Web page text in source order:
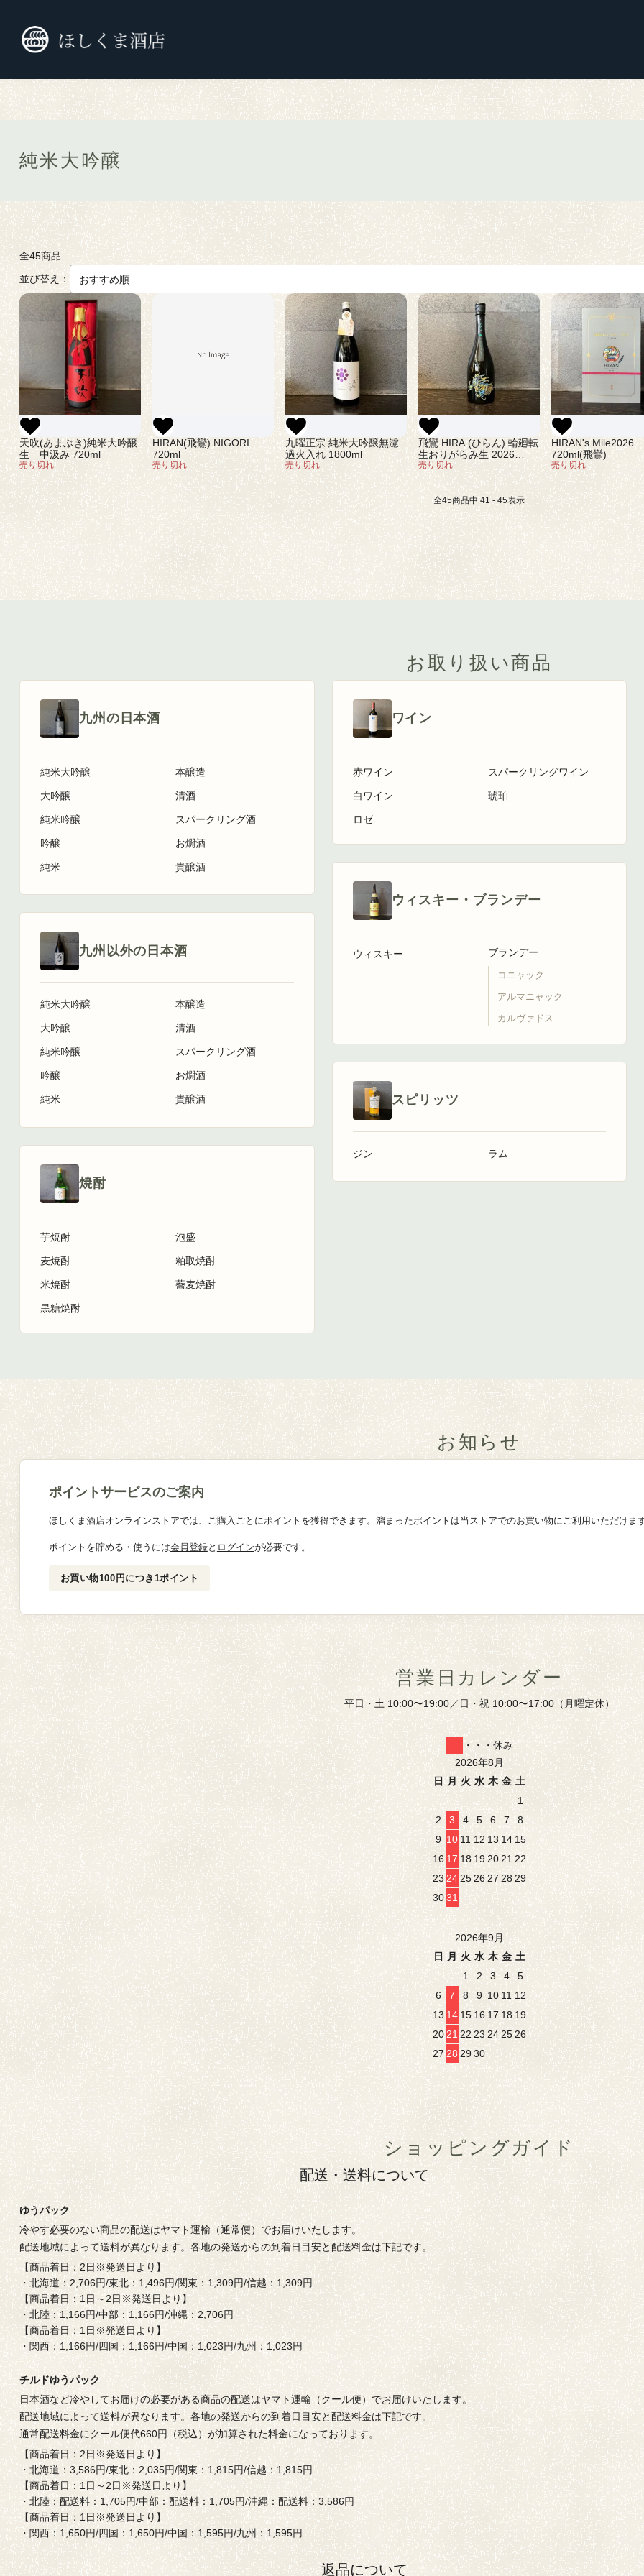
純米大吟醸
全45商品
並び替え：
天吹(あまぶき)純米大吟醸
生 中汲み 720ml
売り切れ
HIRAN(飛鸞) NIGORI
720ml
売り切れ
九曜正宗 純米大吟醸無濾
過火入れ 1800ml
売り切れ
飛鸞 HIRA (ひらん) 輪廻転
生おりがらみ生 2026
720ml
売り切れ
HIRAN's Mile2026
720ml(飛鸞)
売り切れ
全45商品中41 - 45表示
お取り扱い商品
九州の日本酒
純米大吟醸
大吟醸
純米吟醸
吟醸
純米
本醸造
清酒
スパークリング酒
お燗酒
貴醸酒
九州以外の日本酒
純米大吟醸
大吟醸
純米吟醸
吟醸
純米
本醸造
清酒
スパークリング酒
お燗酒
貴醸酒
焼酎
芋焼酎
麦焼酎
米焼酎
黒糖焼酎
泡盛
粕取焼酎
蕎麦焼酎
ワイン
赤ワイン
白ワイン
ロゼ
スパークリングワイン
琥珀
ウィスキー・ブランデー
ウィスキー ブランデー
コニャック
アルマニャック
カルヴァドス
スピリッツ
ジン ラム
お知らせ
ポイントサービスのご案内
ほしくま酒店オンラインストアでは、ご購入ごとにポイントを獲得できます。溜まったポイントは当ストアでのお買い物にご利用いただけま
ポイントを貯める・使うには会員登録と ログインが必要です。
お買い物100円につき1ポイント
営業日カレンダー
平日・土 10:00〜19:00／日・祝 10:00〜17:00（月曜定休）
・・・休み
2026年8月
日
月 火 水 木 金 土
1
2
3 4 5 6 7
8
9 10 11 12 13 14 15
16 17 18 1920 21 22
23 2425 2627 28 29
3031
2026年9月
日
月 火 水 木 金 土
1
2 3 4
5
6
7 8 9 10 11 12
13 14 15 16 17 18 19
20 21 22 23 242526
27 28 2930
ショッピングガイド
配送・送料について
ゆうパック
冷やす必要のない商品の配送はヤマト運輸（通常便）でお届けいたします。
配送地域によって送料が異なります。各地の発送からの到着日目安と配送料金は下記です。
【商品着日：2日※発送日より】
・北海道：2,706円/東北：1,496円/関東：1,309円/信越：1,309円
【商品着日：1日～2日※発送日より】
・北陸：1,166円/中部：1,166円/沖縄：2,706円
【商品着日：1日※発送日より】
・関西：1,166円/四国：1,166円/中国：1,023円/九州：1,023円
チルドゆうパック
日本酒など冷やしてお届けの必要がある商品の配送はヤマト運輸（クール便）でお届けいたします。
配送地域によって送料が異なります。各地の発送からの到着日目安と配送料金は下記です。
通常配送料金にクール便代660円（税込）が加算された料金になっております。
【商品着日：2日※発送日より】
・北海道：3,586円/東北：2,035円/関東：1,815円/信越：1,815円
【商品着日：1日～2日※発送日より】
・北陸：配送料：1,705円/中部：配送料：1,705円/沖縄：配送料：3,586円
【商品着日：1日※発送日より】
・関西：1,650円/四国：1,650円/中国：1,595円/九州：1,595円
返品について